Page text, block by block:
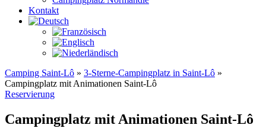
Kontakt
Camping Saint-Lô » 3-Sterne-Campingplatz in Saint-Lô »
Campingplatz mit Animationen Saint-Lô
Reservierung
Campingplatz mit Animationen Saint-Lô